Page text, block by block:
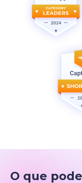
O que